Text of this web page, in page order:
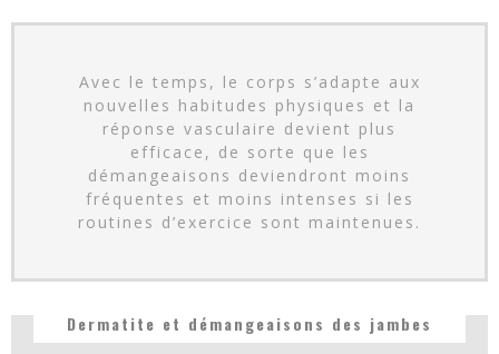
Avec le temps, le corps s’adapte aux
nouvelles habitudes physiques et la
réponse vasculaire devient plus
efficace, de sorte que les
démangeaisons deviendront moins
fréquentes et moins intenses si les
routines d’exercice sont maintenues.
Dermatite et démangeaisons des jambes